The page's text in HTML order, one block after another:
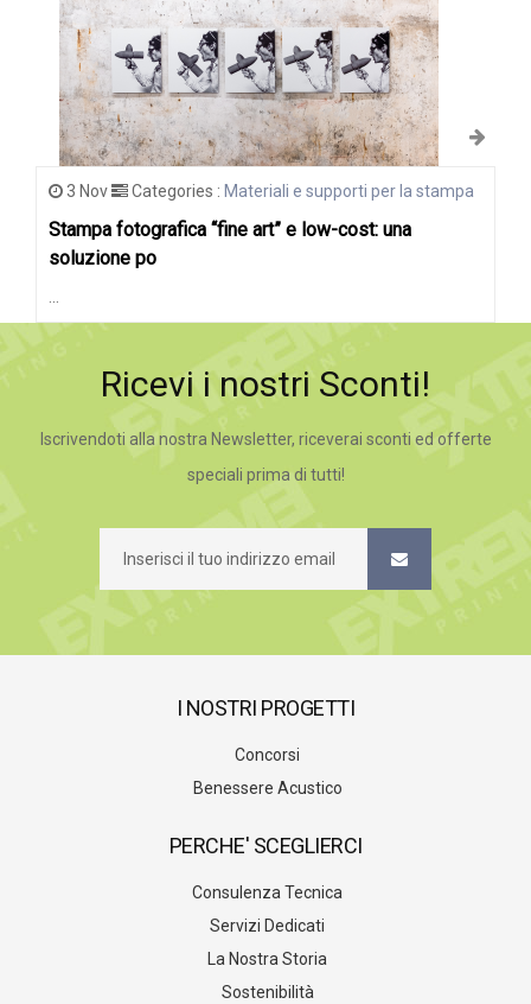
3 Nov Categories : Materiali e supporti per la stampa
Stampa fotografica “fine art” e low-cost: una
soluzione po
...
Ricevi i nostri Sconti!
Iscrivendoti alla nostra Newsletter, riceverai sconti ed offerte
speciali prima di tutti!
I NOSTRI PROGETTI
Concorsi
Benessere Acustico
PERCHE' SCEGLIERCI
Consulenza Tecnica
Servizi Dedicati
La Nostra Storia
Sostenibilità